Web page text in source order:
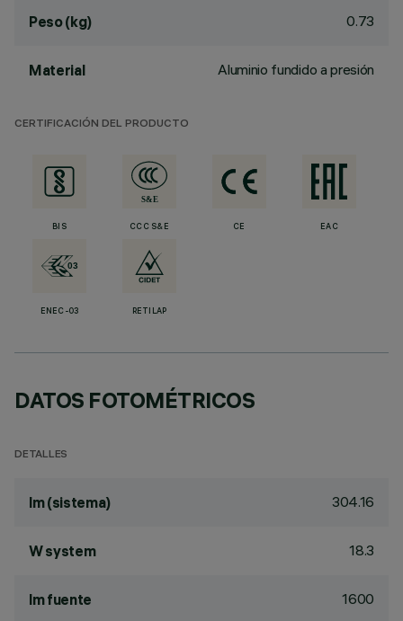
Peso (kg) 0.73
Material Aluminio fundido a presión
CERTIFICACIÓN DEL PRODUCTO
BIS CCC S&E CE EAC
ENEC-03 RETILAP
DATOS FOTOMÉTRICOS
DETALLES
lm (sistema) 304.16
W system 18.3
lm fuente 1600